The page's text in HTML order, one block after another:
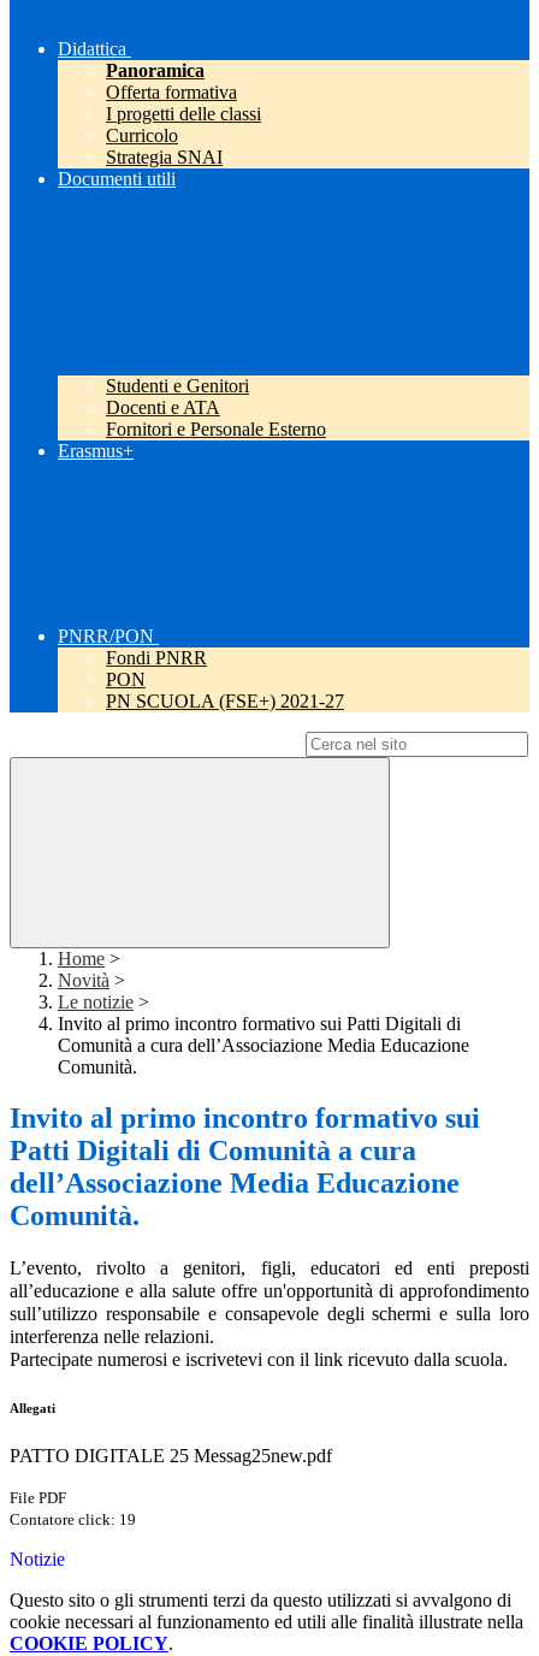
Didattica
Panoramica
Offerta formativa
I progetti delle classi
Curricolo
Strategia SNAI
Documenti utili
Studenti e Genitori
Docenti e ATA
Fornitori e Personale Esterno
Erasmus+
PNRR/PON
Fondi PNRR
PON
PN SCUOLA (FSE+) 2021-27
Home >
Novità >
Le notizie >
Invito al primo incontro formativo sui Patti Digitali di
Comunità a cura dell’Associazione Media Educazione
Comunità.
Invito al primo incontro formativo sui
Patti Digitali di Comunità a cura
dell’Associazione Media Educazione
Comunità.
L’evento,rivolto a genitori, figli, educatori ed enti preposti
all’educazione e alla salute offre un'opportunità di approfondimento
sull’utilizzo responsabile e consapevole degli schermi e sulla loro
interferenza nelle relazioni.
Partecipate numerosi e iscrivetevi con il link ricevuto dalla scuola.
Allegati
PATTO DIGITALE 25 Messag25new.pdf
File PDF
Contatore click: 19
Notizie
Questo sito o gli strumenti terzi da questo utilizzati si avvalgono di
cookie necessari al funzionamento ed utili alle finalità illustrate nella
COOKIE POLICY.